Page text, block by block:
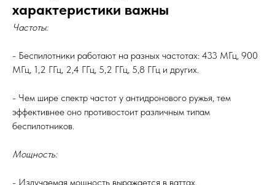
характеристики важны
Частоты:
- Беспилотники работают на разных частотах: 433 МГц, 900
МГц, 1,2 ГГц, 2,4 ГГц, 5,2 ГГц, 5,8 ГГц и других.
- Чем шире спектр частот у антидронового ружья, тем
эффективнее оно противостоит различным типам
беспилотников.
Мощность:
- Излучаемая мощность выражается в ваттах.